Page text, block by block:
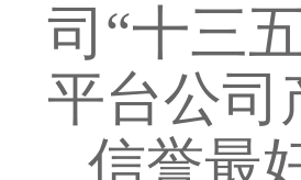
司“十三
平台公司
信誉最